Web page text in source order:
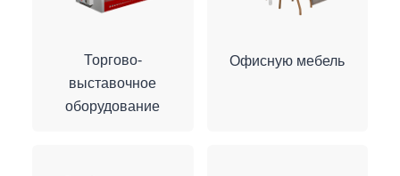
Торгово-
выставочное
оборудование
Офисную мебель